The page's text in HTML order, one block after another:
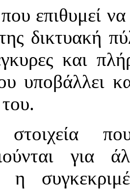
επιθυμεί να
δικτυακή
και
υποβάλλει
η